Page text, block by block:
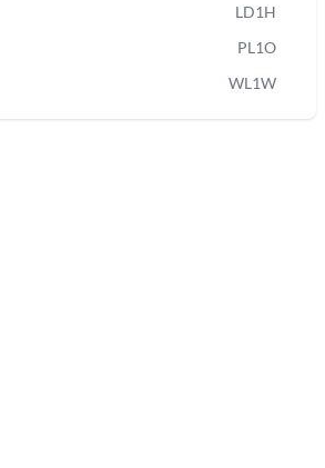
LD1H
PL1O
WL1W